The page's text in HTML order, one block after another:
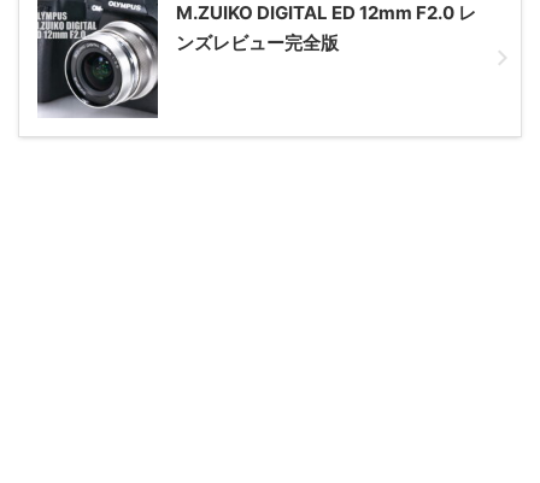
M.ZUIKO DIGITAL ED 12mm F2.0 レ
ンズレビュー完全版